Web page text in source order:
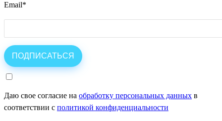
Email*
Даю свое согласие на обработку персональных данных в
соответствии с политикой конфиденциальности